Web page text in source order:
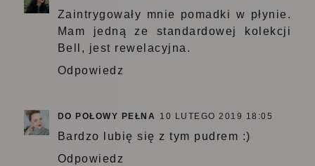
Zaintrygowały mnie pomadki w płynie.
Mam jedną ze standardowej kolekcji
Bell, jest rewelacyjna.
Odpowiedz
DO POŁOWY PEŁNA 10 LUTEGO 2019 18:05
Bardzo lubię się z tym pudrem :)
Odpowiedz